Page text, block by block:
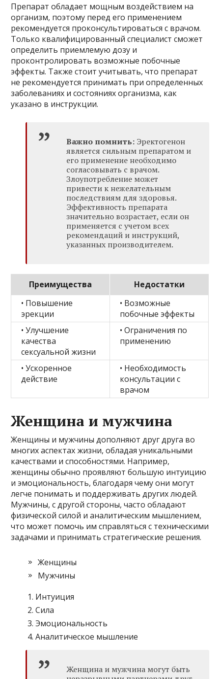
Препарат обладает мощным воздействием на
организм, поэтому перед его применением
рекомендуется проконсультироваться с врачом.
Только квалифицированный специалист сможет
определить приемлемую дозу и
проконтролировать возможные побочные
эффекты. Также стоит учитывать, что препарат
не рекомендуется принимать при определенных
заболеваниях и состояниях организма, как
указано в инструкции.
Важно помнить: Эректогенон
является сильным препаратом и
его применение необходимо
согласовывать с врачом.
Злоупотребление может
привести к нежелательным
последствиям для здоровья.
Эффективность препарата
значительно возрастает, если он
применяется с учетом всех
рекомендаций и инструкций,
указанных производителем.
Преимущества
Недостатки
• Повышение
эрекции
• Возможные
побочные эффекты
• Улучшение
качества
сексуальной жизни
• Ограничения по
применению
• Ускоренное
действие
• Необходимость
консультации с
врачом
Женщина и мужчина
Женщины и мужчины дополняют друг друга во
многих аспектах жизни, обладая уникальными
качествами и способностями. Например,
женщины обычно проявляют большую интуицию
и эмоциональность, благодаря чему они могут
легче понимать и поддерживать других людей.
Мужчины, с другой стороны, часто обладают
физической силой и аналитическим мышлением,
что может помочь им справляться с техническими
задачами и принимать стратегические решения.
Женщины
Мужчины
Интуиция
Сила
Эмоциональность
Аналитическое мышление
Женщина и мужчина могут быть